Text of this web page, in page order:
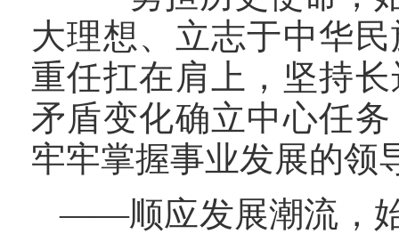
大理想、立志于中华
重任扛在肩上，坚持
矛盾变化确立中心任
牢牢掌握事业发展的领
——顺应发展潮流，